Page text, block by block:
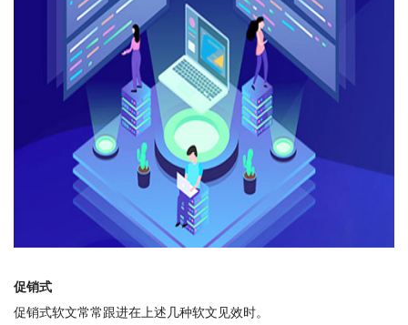
促销式
促销式软文常常跟进在上述几种软文见效时。